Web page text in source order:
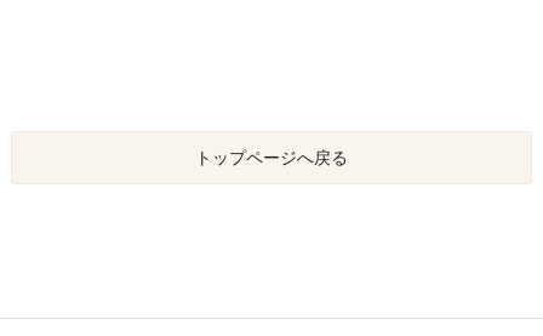
トップページへ戻る